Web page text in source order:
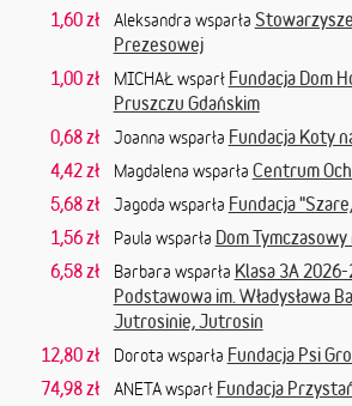
1,60 zł
Aleksandra wsparła
Prezesowej
1,00 zł
MICHAŁ wsparł Fundacja Dom
Pruszczu Gdańskim
0,68 zł
Joanna wsparła Fundacja Koty
4,42 zł
Magdalena wsparła Centrum
5,68 zł
Jagoda wsparła Fundacja
1,56 zł
Paula wsparła Dom
6,58 zł
Barbara wsparła Klasa 3A
Podstawowa im. Władysława
Jutrosinie, Jutrosin
12,80 zł
Dorota wsparła Fundacja Psi
74,98 zł
ANETA wsparł Fundacja